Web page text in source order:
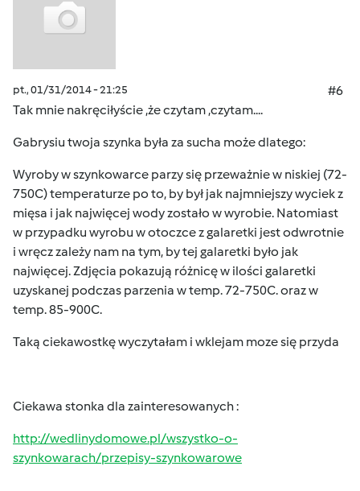
pt., 01/31/2014 - 21:25
#6
Tak mnie nakręciłyście ,że czytam ,czytam....
Gabrysiu twoja szynka była za sucha może dlatego:
Wyroby w szynkowarce parzy się przeważnie w niskiej (72-
750C) temperaturze po to, by był jak najmniejszy wyciek z
mięsa i jak najwięcej wody zostało w wyrobie. Natomiast
w przypadku wyrobu w otoczce z galaretki jest odwrotnie
i wręcz zależy nam na tym, by tej galaretki było jak
najwięcej. Zdjęcia pokazują różnicę w ilości galaretki
uzyskanej podczas parzenia w temp. 72-750C. oraz w
temp. 85-900C.
Taką ciekawostkę wyczytałam i wklejam moze się przyda
Ciekawa stonka dla zainteresowanych :
http://wedlinydomowe.pl/wszystko-o-
szynkowarach/przepisy-szynkowarowe